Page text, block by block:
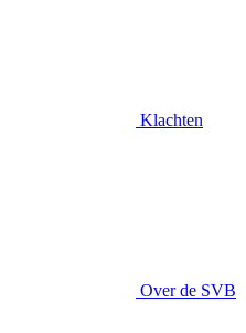
Klachten
Over de SVB